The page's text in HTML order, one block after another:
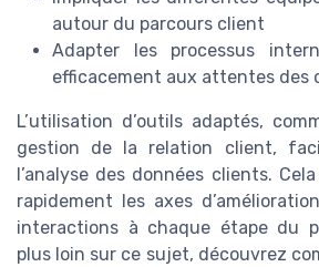
autour du parcours client
Adapter les processus
efficacement aux attentes des
L’utilisation d’outils adaptés,
gestion de la relation client,
l’analyse des données clients.
rapidement les axes
interactions à chaque étape du
plus loin sur ce sujet, découvrez